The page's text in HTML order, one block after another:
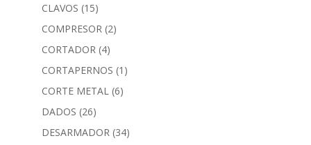
CLAVOS (15)
COMPRESOR (2)
CORTADOR (4)
CORTAPERNOS (1)
CORTE METAL (6)
DADOS (26)
DESARMADOR (34)